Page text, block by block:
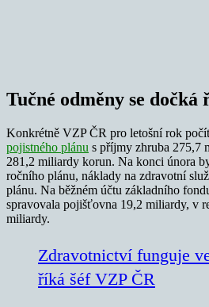
Tučné odměny se
Konkrétně VZP ČR pro letošní rok
pojistného plánu s příjmy zhruba 275,7
281,2 miliardy korun. Na konci února
ročního plánu, náklady na zdravotní
plánu. Na běžném účtu základního
spravovala pojišťovna 19,2 miliardy, v
miliardy.
Zdravotnictví funguje
říká šéf VZP ČR